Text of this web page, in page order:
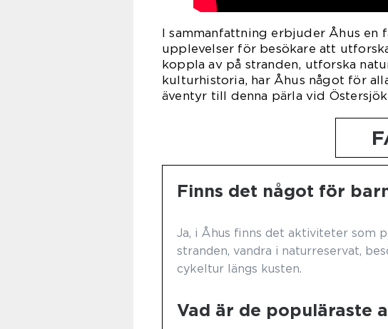
I sammanfattning erbjuder Åhus en
upplevelser för besökare att
koppla av på stranden, utforska
kulturhistoria, har Åhus något för
äventyr till denna pärla vid
Finns det något för
Ja, i Åhus finns det aktiviteter som
stranden, vandra i naturreservat,
cykeltur längs kusten.
Vad är de populäraste